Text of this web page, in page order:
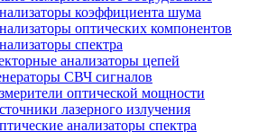
коэффициента шума
оптических компонентов
спектра
анализаторы цепей
СВЧ сигналов
оптической мощности
лазерного излучения
анализаторы спектра